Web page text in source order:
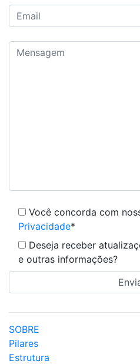
Você concorda com
Privacidade*
Deseja receber
e outras informações?
SOBRE
Pilares
Estrutura